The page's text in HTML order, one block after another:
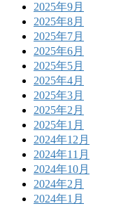
2025年9月
2025年8月
2025年7月
2025年6月
2025年5月
2025年4月
2025年3月
2025年2月
2025年1月
2024年12月
2024年11月
2024年10月
2024年2月
2024年1月